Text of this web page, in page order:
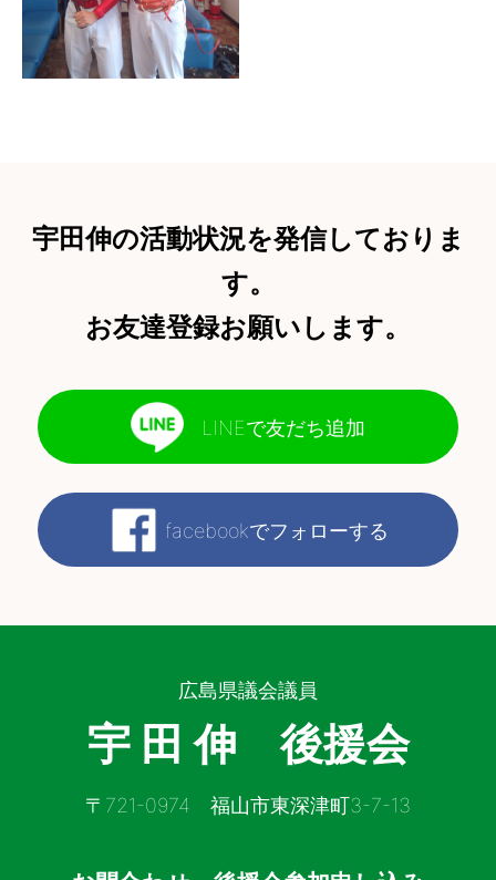
宇田伸の活動状況を発信しておりま
す。
お友達登録お願いします。
LINEで友だち追加
facebookでフォローする
広島県議会議員
宇 田 伸 後援会
〒721-0974 福山市東深津町3-7-13